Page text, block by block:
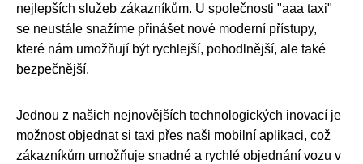
nejlepších služeb zákazníkům. U společnosti "aaa taxi"
se neustále snažíme přinášet nové moderní přístupy,
které nám umožňují být rychlejší, pohodlnější, ale také
bezpečnější.
Jednou z našich nejnovějších technologických inovací je
možnost objednat si taxi přes naši mobilní aplikaci, což
zákazníkům umožňuje snadné a rychlé objednání vozu v